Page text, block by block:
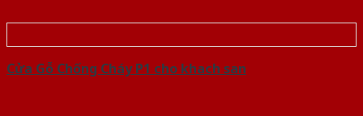
Cửa Gỗ Chống Cháy P1 cho khach san